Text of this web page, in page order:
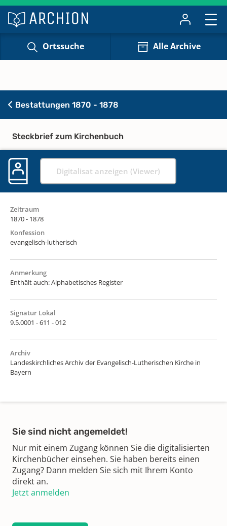
Ortssuche Alle Archive
Bestattungen 1870 - 1878
Steckbrief zum Kirchenbuch
Digitalisat anzeigen (Viewer)
Zeitraum
1870 - 1878
Konfession
evangelisch-lutherisch
Anmerkung
Enthält auch: Alphabetisches Register
Signatur Lokal
9.5.0001 - 611 - 012
Archiv
Landeskirchliches Archiv der Evangelisch-Lutherischen Kirche in
Bayern
Sie sind nicht angemeldet!
Nur mit einem Zugang können Sie die digitalisierten
Kirchenbücher einsehen. Sie haben bereits einen
Zugang? Dann melden Sie sich mit Ihrem Konto
direkt an.
Jetzt anmelden